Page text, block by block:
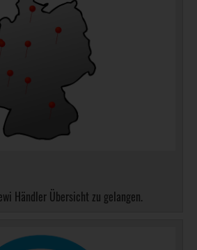
Händler Übersicht zu gelangen.